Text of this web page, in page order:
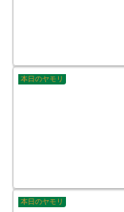
本日のヤモリ
本日のヤモリ